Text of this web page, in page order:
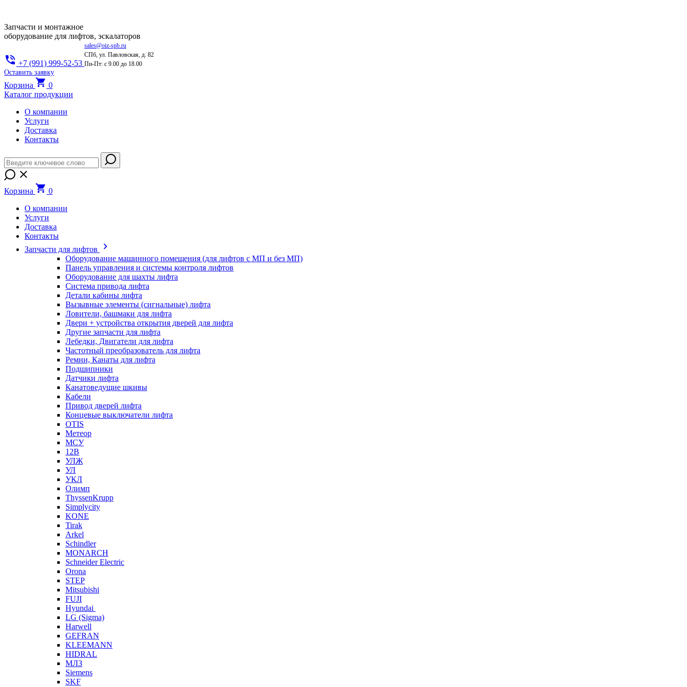
Запчасти и монтажное
оборудование для лифтов, эскалаторов
+7 (991) 999-52-53
sales@oiz-spb.ru
СПб, ул. Павловская, д. 82
Пн-Пт: с 9.00 до 18.00
Оставить заявку
Корзина
0
Каталог продукции
О компании
Услуги
Доставка
Контакты
Корзина
0
О компании
Услуги
Доставка
Контакты
Запчасти для лифтов
Оборудование машинного помещения (для лифтов с МП и без МП)
Панель управления и системы контроля лифтов
Оборудование для шахты лифта
Система привода лифта
Детали кабины лифта
Вызывные элементы (сигнальные) лифта
Ловители, башмаки для лифта
Двери + устройства открытия дверей для лифта
Другие запчасти для лифта
Лебедки, Двигатели для лифта
Частотный преобразователь для лифта
Ремни, Канаты для лифта
Подшипники
Датчики лифта
Канатоведущие шкивы
Кабели
Привод дверей лифта
Концевые выключатели лифта
OTIS
Метеор
МСУ
12В
УЛЖ
УЛ
УКЛ
Олимп
ThyssenKrupp
Simplycity
KONE
Tirak
Arkel
Schindler
MONARCH
Schneider Electric
Orona
STEP
Mitsubishi
FUJI
Hyundai
LG (Sigma)
Harwell
GEFRAN
KLEEMANN
HIDRAL
МЛЗ
Siemens
SKF